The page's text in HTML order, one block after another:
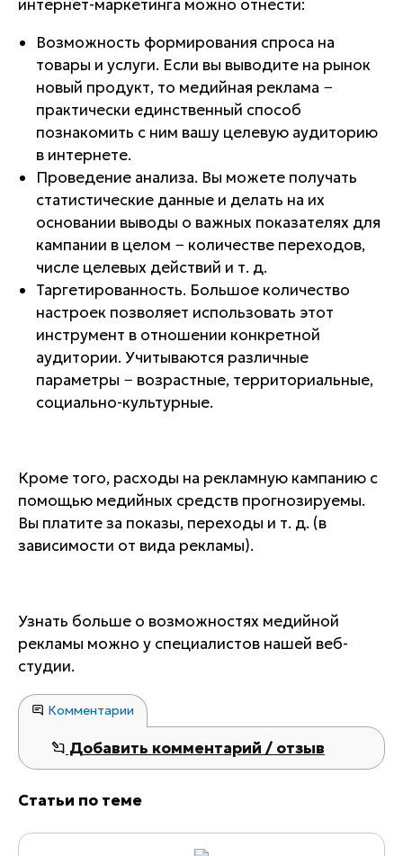
интернет-маркетинга можно отнести:
Возможность формирования спроса на
товары и услуги. Если вы выводите на рынок
новый продукт, то медийная реклама −
практически единственный способ
познакомить с ним вашу целевую аудиторию
в интернете.
Проведение анализа. Вы можете получать
статистические данные и делать на их
основании выводы о важных показателях для
кампании в целом − количестве переходов,
числе целевых действий и т. д.
Таргетированность. Большое количество
настроек позволяет использовать этот
инструмент в отношении конкретной
аудитории. Учитываются различные
параметры − возрастные, территориальные,
социально-культурные.
Кроме того, расходы на рекламную кампанию с
помощью медийных средств прогнозируемы.
Вы платите за показы, переходы и т. д. (в
зависимости от вида рекламы).
Узнать больше о возможностях медийной
рекламы можно у специалистов нашей веб-
студии.
Комментарии
Добавить комментарий / отзыв
Статьи по теме